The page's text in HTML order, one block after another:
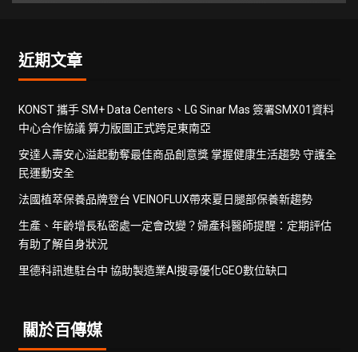
近期文章
KONST 攜手 SM+ Data Centers、LG Sinar Mas 簽署SMX01資料
中心合作協議 算力版圖正式跨足東南亞
安達人壽安心溢起動奪最佳商品創意獎 掌握健康生活趨勢 守護全
民運動安全
法國植萃保養品牌登台 VEINOFLUX帶來夏日腿部保養新趨勢
生產、年齡增長私密處一定會改變？婦產科醫師提醒：定期評估
有助了解自身狀況
里德科訊進駐台中 協助製造業AI搜尋優化GEO數位缺口
關於百傳媒